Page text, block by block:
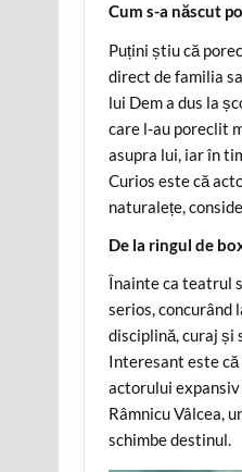
Cum s-a născut
Puțini știu că
direct de familia
lui Dem a dus la
care l-au poreclit
asupra lui, iar în
Curios este că
naturalețe,
De la ringul de
Înainte ca teatrul
serios, concurând
disciplină, curaj și
Interesant este că
actorului
Râmnicu Vâlcea,
schimbe destinul.